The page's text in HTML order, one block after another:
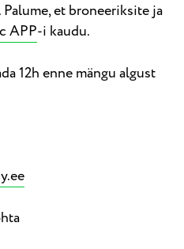
et broneeriksite ja
APP-i kaudu.
12h enne mängu algust